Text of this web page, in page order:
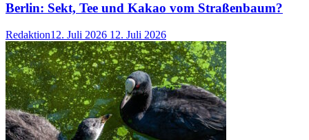
Berlin: Sekt, Tee und Kakao vom Straßenbaum?
Redaktion12. Juli 2026 12. Juli 2026